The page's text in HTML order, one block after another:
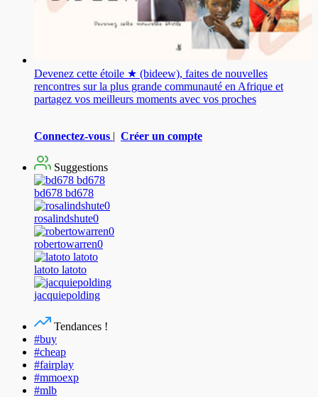
Devenez cette étoile ★ (bideew), faites de nouvelles
rencontres sur la plus grande communauté en Afrique et
partagez vos meilleurs moments avec vos proches
Connectez-vous | Créer un compte
Suggestions
bd678 bd678
rosalindshute0
robertowarren0
latoto latoto
jacquiepolding
Tendances !
#buy
#cheap
#fairplay
#mmoexp
#mlb